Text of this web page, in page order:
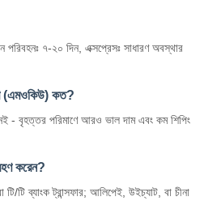
পরিবহনঃ ৭-২০ দিন, এক্সপ্রেসঃ সাধারণ অবস্থার
(এমওকিউ) কত?
- বৃহত্তর পরিমাণে আরও ভাল দাম এবং কম শিপিং
করেন?
টি/টি ব্যাংক ট্রান্সফার; আলিপেই, উইচ্যাট, বা চীনা